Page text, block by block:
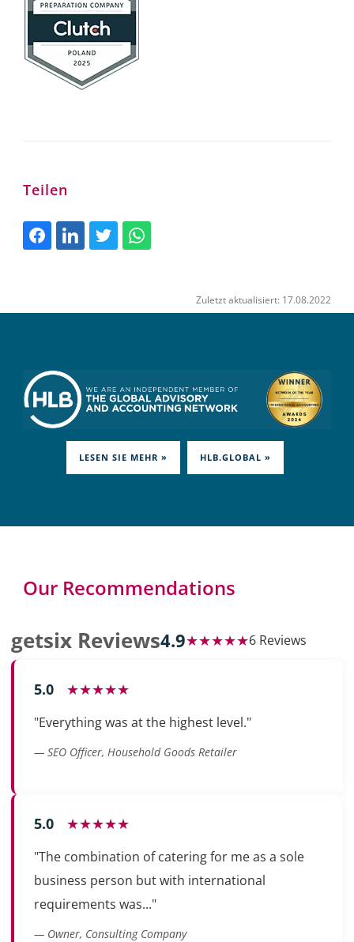
Teilen
Zuletzt aktualisiert: 17.08.2022
LESEN SIE MEHR » HLB.GLOBAL »
Our Recommendations
getsix Reviews4.9★★★★★6 Reviews
5.0 ★★★★★
"Everything was at the highest level."
— SEO Officer, Household Goods Retailer
5.0 ★★★★★
"The combination of catering for me as a sole
business person but with international
requirements was..."
— Owner, Consulting Company